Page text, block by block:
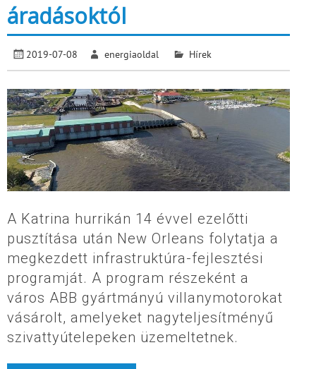
áradásoktól
2019-07-08 energiaoldal Hírek
A Katrina hurrikán 14 évvel ezelőtti
pusztítása után New Orleans folytatja a
megkezdett infrastruktúra-fejlesztési
programját. A program részeként a
város ABB gyártmányú villanymotorokat
vásárolt, amelyeket nagyteljesítményű
szivattyútelepeken üzemeltetnek.